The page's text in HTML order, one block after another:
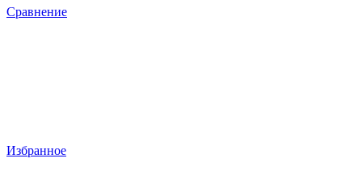
Сравнение
Избранное